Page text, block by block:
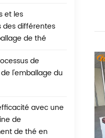
et les
des différentes
de thé
de
l'emballage du
avec une
de
de thé en